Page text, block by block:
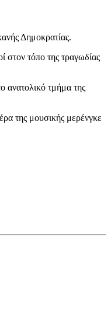
Δημοκρατίας.
στον τόπο της τραγωδίας
ανατολικό τμήμα της
της μουσικής μερένγκε